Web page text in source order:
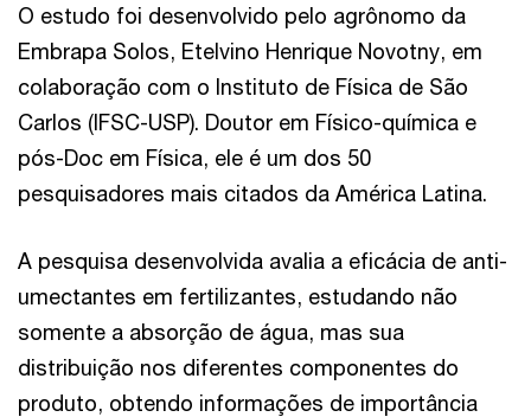
O estudo foi desenvolvido pelo agrônomo da
Embrapa Solos, Etelvino Henrique Novotny, em
colaboração com o Instituto de Física de São
Carlos (IFSC-USP). Doutor em Físico-química e
pós-Doc em Física, ele é um dos 50
pesquisadores mais citados da América Latina.
A pesquisa desenvolvida avalia a eficácia de anti-
umectantes em fertilizantes, estudando não
somente a absorção de água, mas sua
distribuição nos diferentes componentes do
produto, obtendo informações de importância